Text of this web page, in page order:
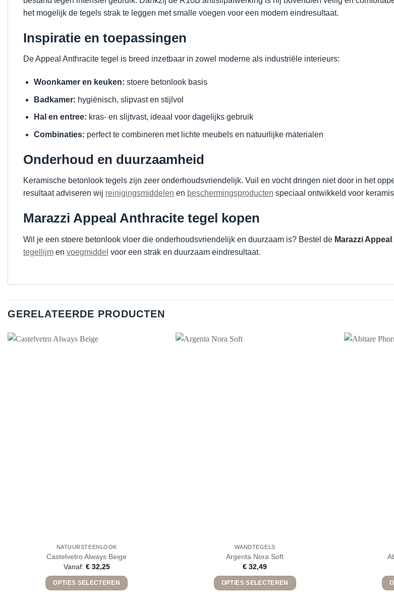
het mogelijk de tegels strak te leggen met smalle voegen voor een modern eindresultaat.
Inspiratie en toepassingen
De Appeal Anthracite tegel is breed inzetbaar in zowel moderne als industriële interieurs:
Woonkamer en keuken: stoere betonlook basis
Badkamer: hygiënisch, slipvast en stijlvol
Hal en entree: kras- en slijtvast, ideaal voor dagelijks gebruik
Combinaties: perfect te combineren met lichte meubels en natuurlijke materialen
Onderhoud en duurzaamheid
Keramische betonlook tegels zijn zeer onderhoudsvriendelijk. Vuil en vocht dringen niet door in het
resultaat adviseren wij reinigingsmiddelen en beschermingsproducten speciaal ontwikkeld voor
Marazzi Appeal Anthracite tegel kopen
Wil je een stoere betonlook vloer die onderhoudsvriendelijk en duurzaam is? Bestel de Marazzi
tegellijm en voegmiddel voor een strak en duurzaam eindresultaat.
GERELATEERDE PRODUCTEN
NATUURSTEENLOOK
Castelvetro Always Beige
Vanaf: €32,25
OPTIES SELECTEREN
WANDTEGELS
Argenta Nora Soft
€ 32,49
OPTIES SELECTEREN